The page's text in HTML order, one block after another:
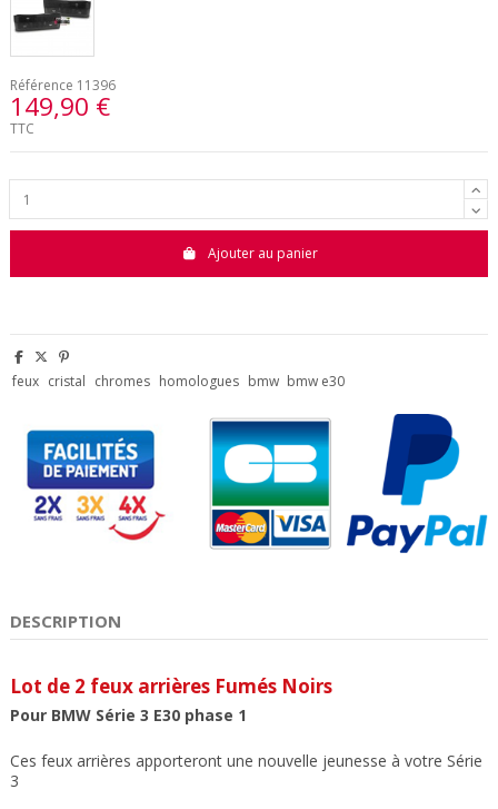
Référence 11396
149,90 €
TTC
Ajouter au panier
feux cristal chromes homologues bmw bmw e30
DESCRIPTION
Lot de 2 feux arrières Fumés Noirs
Pour BMW Série 3 E30 phase 1
Ces feux arrières apporteront une nouvelle jeunesse à votre Série
3